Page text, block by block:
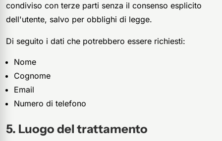
condiviso con terze parti senza il consenso esplicito
dell'utente, salvo per obblighi di legge.
Di seguito i dati che potrebbero essere richiesti:
Nome
Cognome
Email
Numero di telefono
Luogo del trattamento